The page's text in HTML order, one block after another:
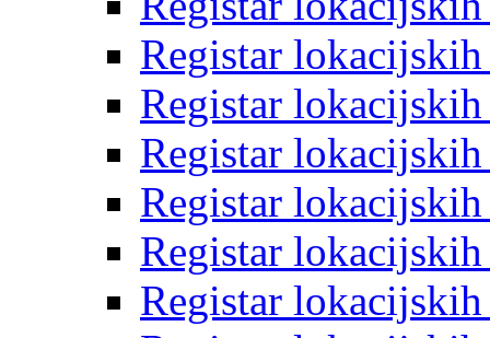
Registar
Registar
Registar
Registar
Registar
Registar